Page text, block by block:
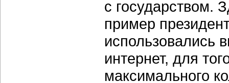
с государством.
пример
использовались
интернет, для
максимального